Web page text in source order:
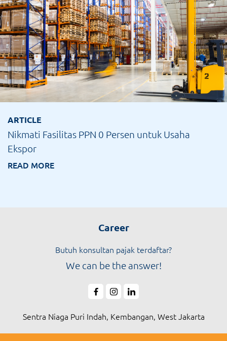
ARTICLE
Nikmati Fasilitas PPN 0 Persen untuk Usaha
Ekspor
READ MORE
Career
Butuh konsultan pajak terdaftar?
We can be the answer!
Sentra Niaga Puri Indah, Kembangan, West Jakarta